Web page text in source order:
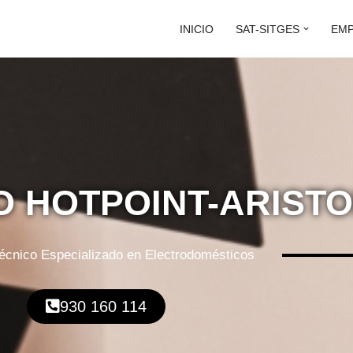
INICIO SAT-SITGES
HOTPOINT-
Especializado en Electrodomésticos
930 160 114